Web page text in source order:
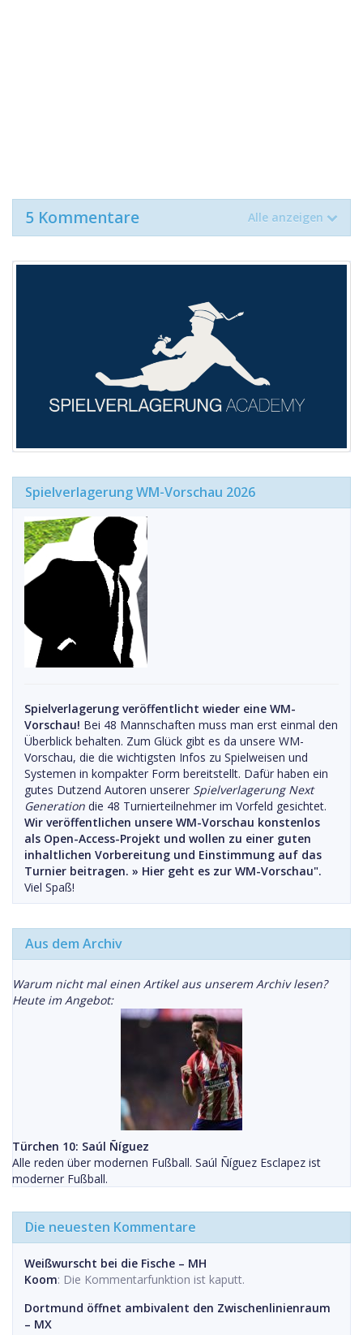
5 Kommentare Alle anzeigen
Spielverlagerung WM-Vorschau 2026
Spielverlagerung veröffentlicht wieder eine WM-
Vorschau! Bei 48 Mannschaften muss man erst einmal den
Überblick behalten. Zum Glück gibt es da unsere WM-
Vorschau, die die wichtigsten Infos zu Spielweisen und
Systemen in kompakter Form bereitstellt. Dafür haben ein
gutes Dutzend Autoren unserer Spielverlagerung Next
Generation die 48 Turnierteilnehmer im Vorfeld gesichtet.
Wir veröffentlichen unsere WM-Vorschau konstenlos
als Open-Access-Projekt und wollen zu einer guten
inhaltlichen Vorbereitung und Einstimmung auf das
Turnier beitragen. » Hier geht es zur WM-Vorschau".
Viel Spaß!
Aus dem Archiv
Warum nicht mal einen Artikel aus unserem Archiv lesen?
Heute im Angebot:
Türchen 10: Saúl Ñíguez
Alle reden über modernen Fußball. Saúl Ñíguez Esclapez ist
moderner Fußball.
Die neuesten Kommentare
Weißwurscht bei die Fische – MH
Koom: Die Kommentarfunktion ist kaputt.
Dortmund öffnet ambivalent den Zwischenlinienraum
– MX